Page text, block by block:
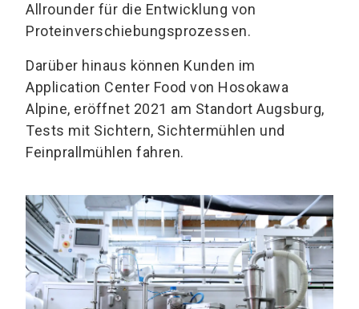
Allrounder für die Entwicklung von
Proteinverschiebungsprozessen.
Darüber hinaus können Kunden im
Application Center Food von Hosokawa
Alpine, eröffnet 2021 am Standort Augsburg,
Tests mit Sichtern, Sichtermühlen und
Feinprallmühlen fahren.